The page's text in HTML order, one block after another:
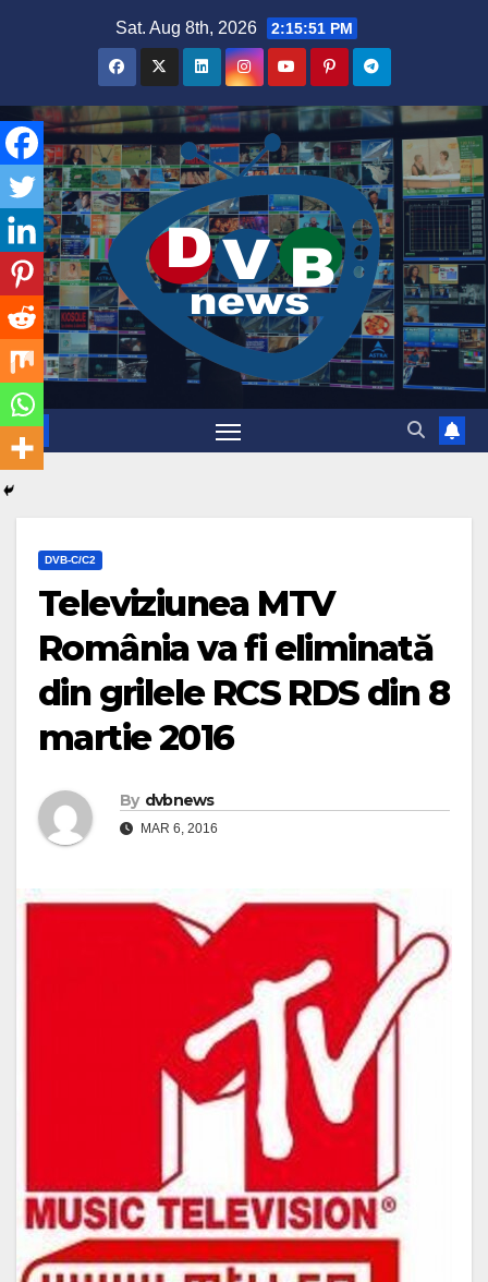
Sat. Aug 8th, 2026 2:15:52 PM
DVB-C/C2
Televiziunea MTV
România va fi eliminată
din grilele RCS RDS din 8
martie 2016
By dvbnews
MAR 6, 2016